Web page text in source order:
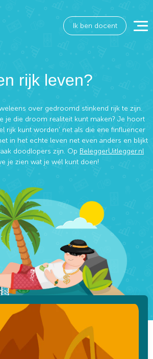
Ik ben docent
rijk leven?
over gedroomd stinkend rijk te zijn.
je die droom realiteit kunt maken? Je hoort
rijk kunt worden’ net als die ene finfluencer
in het echte leven net even anders en blijkt
doodlopers zijn. Op BeleggerUitlegger.nl
je zien wat je wél kunt doen!